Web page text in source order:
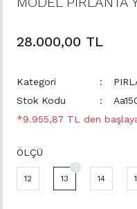
28.000,00 TL
Kategori
Stok Kodu
*9.955,87 TL den
ÖLÇÜ
12 13 14